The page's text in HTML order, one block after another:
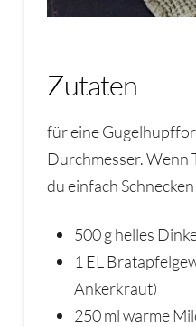
Zutaten
für eine
Durchmesser. Wenn
du einfach
500 g helles
1 EL
Ankerkraut)
250 ml warme